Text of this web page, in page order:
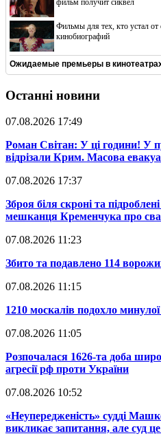
фильм получит сиквел
Фильмы для тех, кто устал от
кинобиографий
Ожидаемые премьеры в
Останні новини
07.08.2026 17:49
​Роман Світан: У ці години! У
відрізали Крим. Масова
07.08.2026 17:37
​Зброя біля скроні та
мешканця Кременчука про
07.08.2026 11:23
​Збито та подавлено 114
07.08.2026 11:15
​1210 москалів подохло
07.08.2026 11:05
​Розпочалася 1626-та доба
агресії рф проти України
07.08.2026 10:52
​«Неупередженість» судді
викликає запитання, але суд